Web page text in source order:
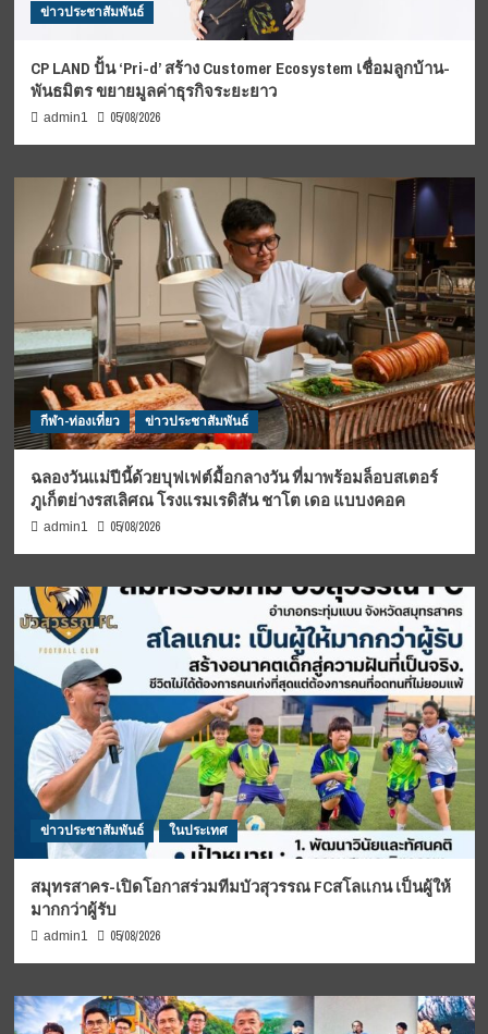
ข่าวประชาสัมพันธ์
CP LAND ปั้น ‘Pri-d’ สร้าง Customer Ecosystem เชื่อมลูกบ้าน-
พันธมิตร ขยายมูลค่าธุรกิจระยะยาว
admin1 05/08/2026
กีฬา-ท่องเที่ยว ข่าวประชาสัมพันธ์
ฉลองวันแม่ปีนี้ด้วยบุฟเฟต์มื้อกลางวัน ที่มาพร้อมล็อบสเตอร์
ภูเก็ตย่างรสเลิศณ โรงแรมเรดิสัน ชาโต เดอ แบบงคอค
admin1 05/08/2026
ข่าวประชาสัมพันธ์ ในประเทศ
สมุทรสาคร-เปิดโอกาสร่วมทีมบัวสุวรรณ FCสโลแกน เป็นผู้ให้
มากกว่าผู้รับ
admin1 05/08/2026